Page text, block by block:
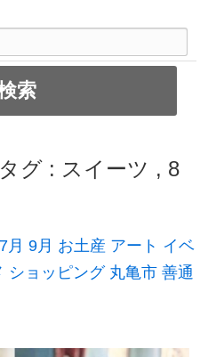
グ : スイーツ , 8
7月 9月 お土産 アート イベ
ショッピング 丸亀市 善通